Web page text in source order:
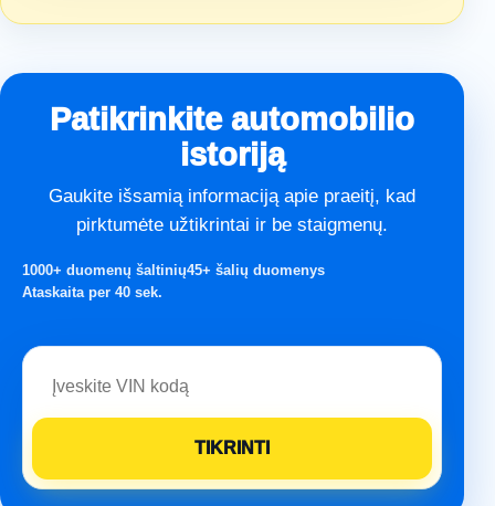
Patikrinkite automobilio
istoriją
Gaukite išsamią informaciją apie praeitį, kad
pirktumėte užtikrintai ir be staigmenų.
1000+ duomenų šaltinių45+ šalių duomenys
Ataskaita per 40 sek.